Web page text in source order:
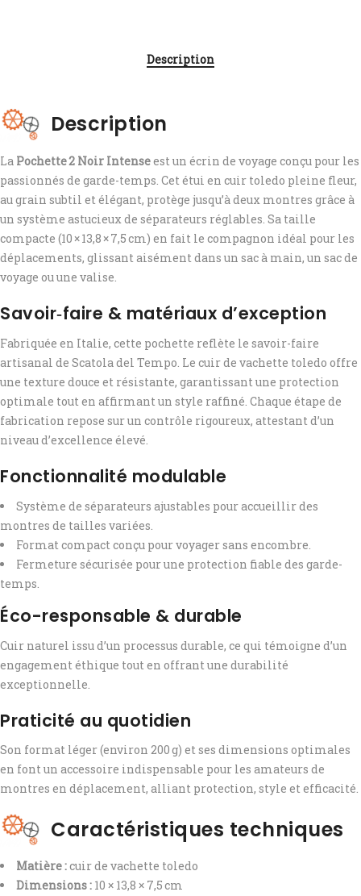
Description
Description
La Pochette 2 Noir Intenseest un écrin de voyage conçu pour les
passionnés de garde-temps. Cet étui en cuir toledo pleine fleur,
au grain subtil et élégant, protège jusqu’à deux montres grâce à
un système astucieux de séparateurs réglables. Sa taille
compacte (10 × 13,8 × 7,5 cm) en fait le compagnon idéal pour les
déplacements, glissant aisément dans un sac à main, un sac de
voyage ou une valise.
Savoir‑faire & matériaux d’exception
Fabriquée en Italie, cette pochette reflète le savoir-faire
artisanal de Scatola del Tempo. Le cuir de vachette toledo offre
une texture douce et résistante, garantissant une protection
optimale tout en affirmant un style raffiné. Chaque étape de
fabrication repose sur un contrôle rigoureux, attestant d’un
niveau d’excellence élevé.
Fonctionnalité modulable
Système de séparateurs ajustables pour accueillir des
montres de tailles variées.
Format compact conçu pour voyager sans encombre.
Fermeture sécurisée pour une protection fiable des garde-
temps.
Éco-responsable & durable
Cuir naturel issu d’un processus durable, ce qui témoigne d’un
engagement éthique tout en offrant une durabilité
exceptionnelle.
Praticité au quotidien
Son format léger (environ 200 g) et ses dimensions optimales
en font un accessoire indispensable pour les amateurs de
montres en déplacement, alliant protection, style et efficacité.
Caractéristiques techniques
Matière :cuir de vachette toledo
Dimensions : 10 × 13,8 × 7,5 cm